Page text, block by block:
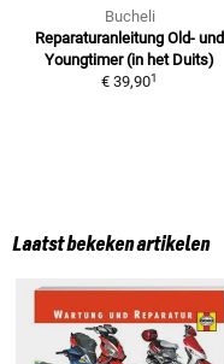
Bucheli
Reparaturanleitung Old- und
Youngtimer (in het Duits)
€ 39,901
Laatst bekeken artikelen